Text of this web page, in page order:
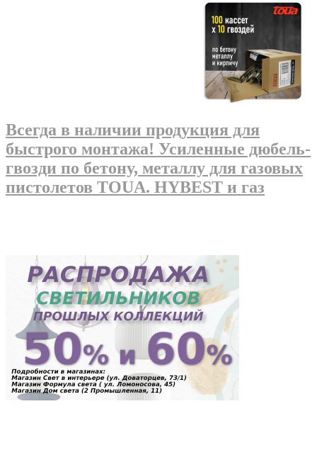
Всегда в наличии продукция для
быстрого монтажа! Усиленные дюбель-
гвозди по бетону, металлу для газовых
пистолетов TOUA. HYBEST и газ